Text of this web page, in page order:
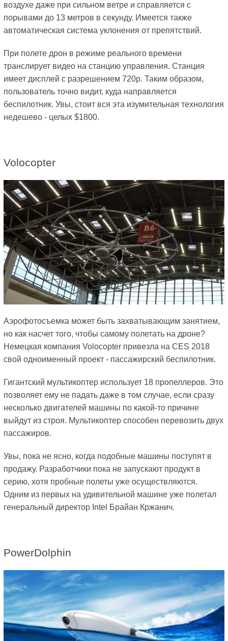
воздухе даже при сильном ветре и справляется с
порывами до 13 метров в секунду. Имеется также
автоматическая система уклонения от препятствий.
При полете дрон в режиме реального времени
транслирует видео на станцию управления. Станция
имеет дисплей с разрешением 720p. Таким образом,
пользователь точно видит, куда направляется
беспилотник. Увы, стоит вся эта изумительная технология
недешево - целых $1800.
Volocopter
Аэрофотосъемка может быть захватывающим занятием,
но как насчет того, чтобы самому полетать на дроне?
Немецкая компания Volocopter привезла на CES 2018
свой одноименный проект - пассажирский беспилотник.
Гигантский мультикоптер использует 18 пропеллеров. Это
позволяет ему не падать даже в том случае, если сразу
несколько двигателей машины по какой-то причине
выйдут из строя. Мультикоптер способен перевозить двух
пассажиров.
Увы, пока не ясно, когда подобные машины поступят в
продажу. Разработчики пока не запускают продукт в
серию, хотя пробные полеты уже осуществляются.
Одним из первых на удивительной машине уже полетал
генеральный директор Intel Брайан Кржанич.
PowerDolphin